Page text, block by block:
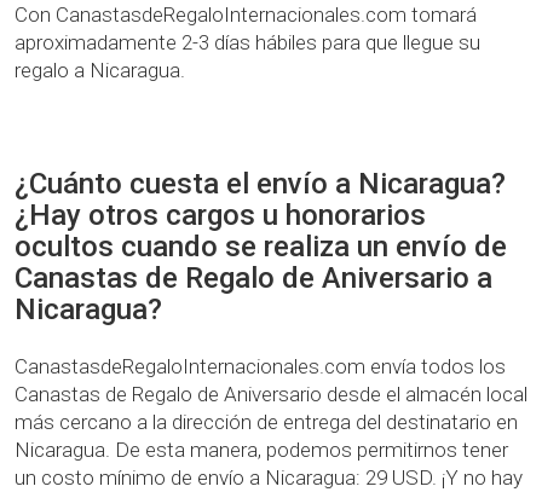
Con CanastasdeRegaloInternacionales.com tomará
aproximadamente 2-3 días hábiles para que llegue su
regalo a Nicaragua.
¿Cuánto cuesta el envío a Nicaragua?
¿Hay otros cargos u honorarios
ocultos cuando se realiza un envío de
Canastas de Regalo de Aniversario a
Nicaragua?
CanastasdeRegaloInternacionales.com envía todos los
Canastas de Regalo de Aniversario desde el almacén local
más cercano a la dirección de entrega del destinatario en
Nicaragua. De esta manera, podemos permitirnos tener
un costo mínimo de envío a Nicaragua: 29 USD. ¡Y no hay